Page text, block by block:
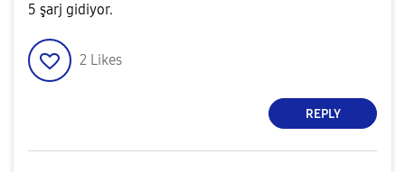
5 şarj gidiyor.
2 Likes
REPLY